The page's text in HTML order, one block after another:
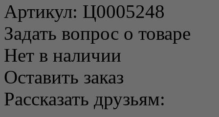
Артикул: Ц0005248
Задать вопрос о товаре
Нет в наличии
Оставить заказ
Рассказать друзьям: